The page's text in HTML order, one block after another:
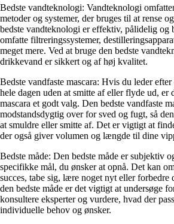
Bedste vandteknologi: Vandteknologi
metoder og systemer, der bruges til at rense
bedste vandteknologi er effektiv, pålidelig og
omfatte filtreringssystemer,
meget mere. Ved at bruge den bedste
drikkevand er sikkert og af høj kvalitet.
Bedste vandfaste mascara: Hvis du leder
hele dagen uden at smitte af eller flyde ud, er
mascara et godt valg. Den bedste vandfaste
modstandsdygtig over for sved og fugt, så
at smuldre eller smitte af. Det er vigtigt at
der også giver volumen og længde til dine
Bedste måde: Den bedste måde er subjektiv
specifikke mål, du ønsker at opnå. Det kan
succes, tabe sig, lære noget nyt eller forbedre
den bedste måde er det vigtigt at undersøge
konsultere eksperter og vurdere, hvad der
individuelle behov og ønsker.